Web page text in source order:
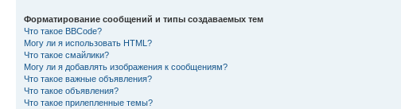
Форматирование сообщений и типы создаваемых тем
Что такое BBCode?
Могу ли я использовать HTML?
Что такое смайлики?
Могу ли я добавлять изображения к сообщениям?
Что такое важные объявления?
Что такое объявления?
Что такое прилепленные темы?